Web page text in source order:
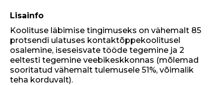
Lisainfo
Koolituse läbimise tingimuseks on vähemalt 85
protsendi ulatuses kontaktõppekoolitusel
osalemine, iseseisvate tööde tegemine ja 2
eeltesti tegemine veebikeskkonnas (mõlemad
sooritatud vähemalt tulemusele 51%, võimalik
teha korduvalt).